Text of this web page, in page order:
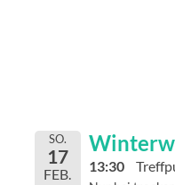
SO.
17
FEB. 13:30